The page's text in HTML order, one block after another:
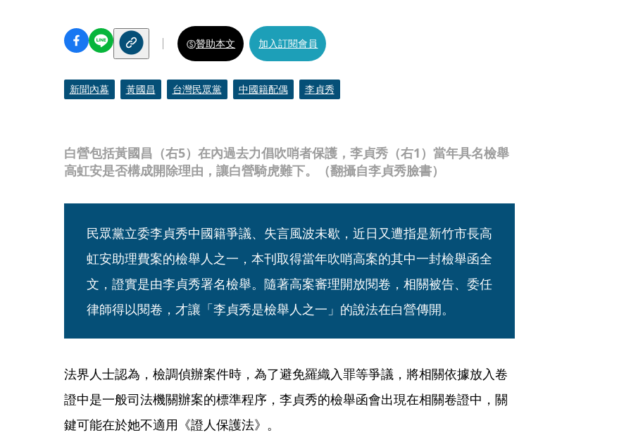
白營包括黃國昌（右5）在內過去力倡吹哨者保護，李貞秀（右1）當年具名檢舉
高虹安是否構成開除理由，讓白營騎虎難下。（翻攝自李貞秀臉書）
贊助本文 加入訂閱會員
新聞內幕 黃國昌 台灣民眾黨 中國籍配偶 李貞秀
民眾黨立委李貞秀中國籍爭議、失言風波未歇，近日又遭指是新竹市長高
虹安助理費案的檢舉人之一，本刊取得當年吹哨高案的其中一封檢舉函全
文，證實是由李貞秀署名檢舉。隨著高案審理開放閱卷，相關被告、委任
律師得以閱卷，才讓「李貞秀是檢舉人之一」的說法在白營傳開。
法界人士認為，檢調偵辦案件時，為了避免羅織入罪等爭議，將相關依據放入卷
證中是一般司法機關辦案的標準程序，李貞秀的檢舉函會出現在相關卷證中，關
鍵可能在於她不適用《證人保護法》。